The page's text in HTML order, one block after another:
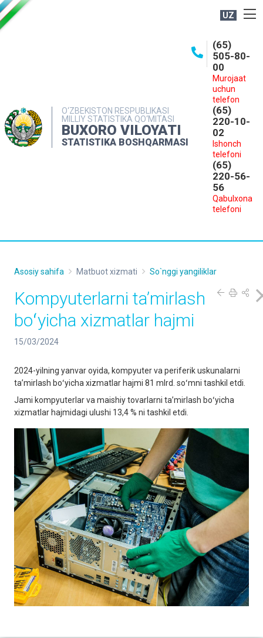
UZ
O‘ZBEKISTON RESPUBLIKASI
MILLIY STATISTIKA QO‘MITASI
BUXORO VILOYATI
STATISTIKA BOSHQARMASI
(65)
505-80-
00
Murojaat
uchun
telefon
(65)
220-10-
02
Ishonch
telefoni
(65)
220-56-
56
Qabulxona
telefoni
MATBUOT XIZMATI
MUROJAATLAR
Asosiy sahifa Matbuot xizmati So`nggi yangiliklar
Kompyuterlarni taʼmirlash
boʻyicha xizmatlar hajmi
15/03/2024
2024-yilning yanvar oyida, kompyuter va periferik uskunalarni
taʼmirlash boʻyicha xizmatlar hajmi 81 mlrd. soʻmni tashkil etdi.
Jami kompyuterlar va maishiy tovarlarni taʼmirlash boʻyicha
xizmatlar hajmidagi ulushi 13,4 % ni tashkil etdi.